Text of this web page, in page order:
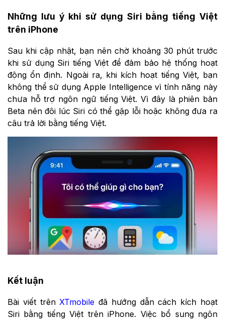
Những lưu ý khi sử dụng Siri bằng tiếng Việt
trên iPhone
Sau khi cập nhật, bạn nên chờ khoảng 30 phút trước
khi sử dụng Siri tiếng Việt để đảm bảo hệ thống hoạt
động ổn định. Ngoài ra, khi kích hoạt tiếng Việt, bạn
không thể sử dụng Apple Intelligence vì tính năng này
chưa hỗ trợ ngôn ngữ tiếng Việt. Vì đây là phiên bản
Beta nên đôi lúc Siri có thể gặp lỗi hoặc không đưa ra
câu trả lời bằng tiếng Việt.
Kết luận
Bài viết trênXTmobile đã hướng dẫn cách kích hoạt
Siri bằng tiếng Việt trên iPhone. Việc bổ sung ngôn